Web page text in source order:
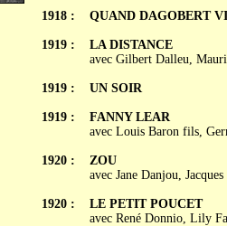
1918 :
1919 :
1919 :
1919 :
1920 :
1920 :
QUAND DAGOBERT
LA DISTANCE
avec Gilbert Dalleu,
UN SOIR
FANNY LEAR
avec Louis Baron fils,
ZOU
avec Jane Danjou,
LE PETIT POUCET
avec René Donnio, Lily